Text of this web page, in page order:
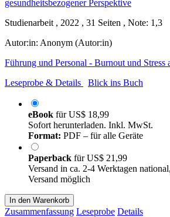
Studienarbeit , 2022 , 31 Seiten , Note: 1,3
Autor:in: Anonym (Autor:in)
Führung und Personal - Burnout und Stress
Leseprobe & Details
Blick ins Buch
eBook fürUS$ 18,99
Sofort herunterladen. Inkl. MwSt.
Format: PDF – für alle Geräte
Paperback fürUS$ 21,99
Versand in ca. 2-4 Werktagen
Versand möglich
In den Warenkorb
Zusammenfassung Leseprobe Details